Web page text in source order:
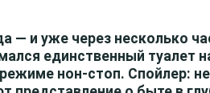
— и уже через несколько
единственный туалет
нон-стоп. Спойлер: